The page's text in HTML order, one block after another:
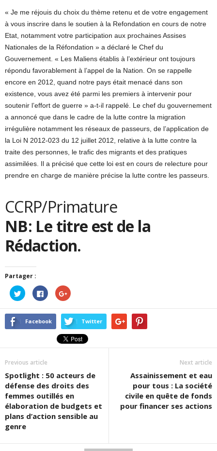
« Je me réjouis du choix du thème retenu et de votre engagement
à vous inscrire dans le soutien à la Refondation en cours de notre
Etat, notamment votre participation aux prochaines Assises
Nationales de la Réfondation » a déclaré le Chef du
Gouvernement. « Les Maliens établis à l’extérieur ont toujours
répondu favorablement à l’appel de la Nation. On se rappelle
encore en 2012, quand notre pays était menacé dans son
existence, vous avez été parmi les premiers à intervenir pour
soutenir l’effort de guerre » a-t-il rappelé. Le chef du gouvernement
a annoncé que dans le cadre de la lutte contre la migration
irrégulière notamment les réseaux de passeurs, de l’application de
la Loi N 2012-023 du 12 juillet 2012, relative à la lutte contre la
traite des personnes, le trafic des migrants et des pratiques
assimilées. Il a précisé que cette loi est en cours de relecture pour
prendre en charge de manière précise la lutte contre les passeurs.
CCRP/Primature
NB: Le titre est de la
Rédaction.
Partager :
Cliquez
pour
partager
sur
Twitter(ouvre
dans
Cliquez
pour
partager
sur
Facebook(ouvre
dans
nouvelle
fenêtre)
Cliquez
pour
sur
Google+
(ouvre
dans
une
nouvelle
fenêtre)
Facebook Twitter
Previous article
Spotlight : 50 acteurs de
défense des droits des
femmes outillés en
élaboration de budgets et
plans d’action sensible au
genre
Next article
Assainissement et eau
pour tous : La société
civile en quête de fonds
pour financer ses actions